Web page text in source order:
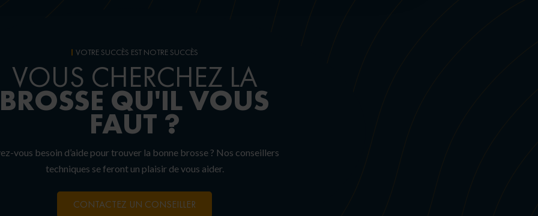
VOTRE SUCCÈS EST NOTRE SUCCÈS
VOUS CHERCHEZ LA
BROSSE QU'IL VOUS
FAUT ?
vous besoin d’aide pour trouver la bonne brosse ? Nos conseillers
techniques se feront un plaisir de vous aider.
CONTACTEZ UN CONSEILLER